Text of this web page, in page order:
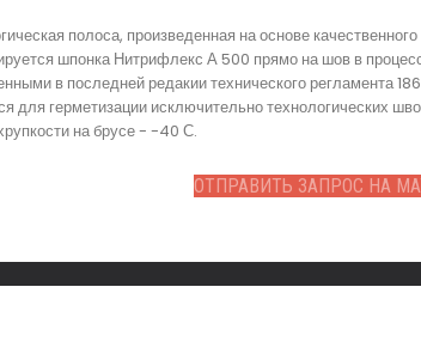
полоса, произведенная на основе
шпонка Нитрифлекс А 500 прямо на шов в
в последней редакии технического регламента
для герметизации исключительно технологических
на брусе - -40 С.
ОТПРАВИТЬ ЗАПРОС НА